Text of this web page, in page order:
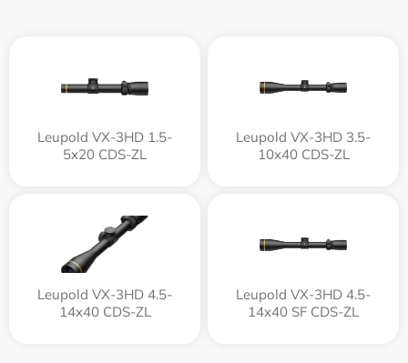
Leupold VX-3HD 1.5-
5x20 CDS-ZL
Leupold VX-3HD 3.5-
10x40 CDS-ZL
Leupold VX-3HD 4.5-
14x40 CDS-ZL
Leupold VX-3HD 4.5-
14x40 SF CDS-ZL